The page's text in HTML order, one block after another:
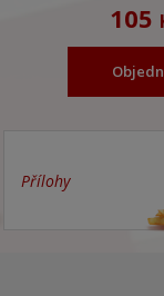
105
Přílohy